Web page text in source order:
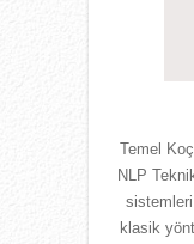
Temel
NLP
klasik